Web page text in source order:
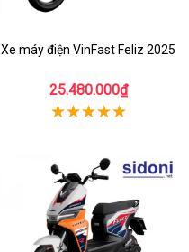
Xe máy điện VinFast Feliz 2025
25.480.000₫